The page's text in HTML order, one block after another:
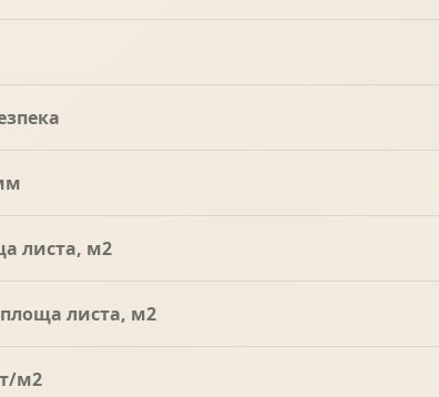
листа, м2
листа, м2
м2